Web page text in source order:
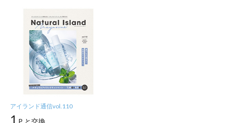
アイランド通信vol.110
1 P と交換